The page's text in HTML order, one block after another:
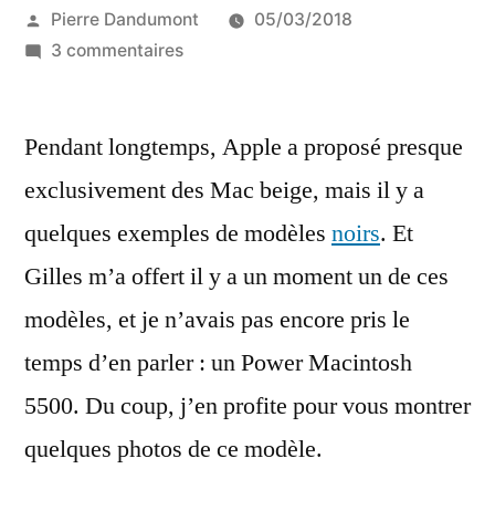
Publié
par
Pierre Dandumont
05/03/2018
3 commentairessur
noir,
Power
Macintosh
5500
Pendant longtemps, Apple a proposé presque
exclusivement des Mac beige, mais il y a
quelques exemples de modèles noirs. Et
Gilles m’a offert il y a un moment un de ces
modèles, et je n’avais pas encore pris le
temps d’en parler : un Power Macintosh
5500. Du coup, j’en profite pour vous montrer
quelques photos de ce modèle.